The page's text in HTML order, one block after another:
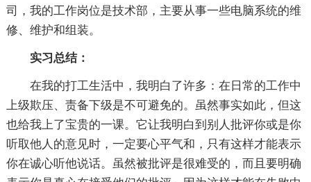
司，我的工作岗位是技术部，主要从事一些电脑系统的维
修、维护和组装。
实习总结：
在我的打工生活中，我明白了许多：在日常的工作中
上级欺压、责备下级是不可避免的。虽然事实如此，但这
也给我上了宝贵的一课。它让我明白到别人批评你或是你
听取他人的意见时，一定要心平气和，只有这样才能表示
你在诚心听他说话。虽然被批评是很难受的，而且要明确